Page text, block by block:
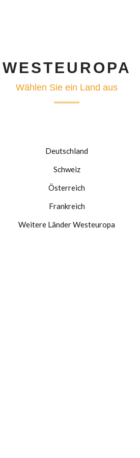
WESTEUROPA
Wählen Sie ein Land aus
Deutschland
Schweiz
Österreich
Frankreich
Weitere Länder Westeuropa